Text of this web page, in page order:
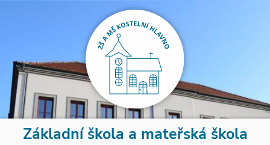
Základní škola a mateřská škola